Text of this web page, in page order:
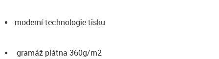
moderní technologie tisku
gramáž plátna 360g/m2